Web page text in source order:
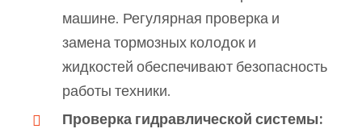
машине. Регулярная проверка и
замена тормозных колодок и
жидкостей обеспечивают безопасность
работы техники.
Проверка гидравлической системы: